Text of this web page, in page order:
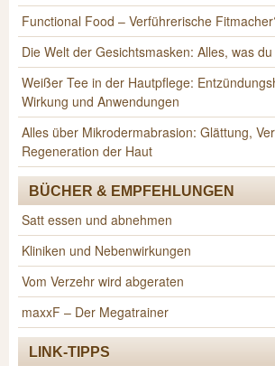
Functional Food – Verführerische
Die Welt der Gesichtsmasken: Alles, was
Weißer Tee in der Hautpflege:
Wirkung und Anwendungen
Alles über Mikrodermabrasion: Glättung,
Regeneration der Haut
BÜCHER & EMPFEHLUNGEN
Satt essen und abnehmen
Kliniken und Nebenwirkungen
Vom Verzehr wird abgeraten
maxxF – Der Megatrainer
LINK-TIPPS